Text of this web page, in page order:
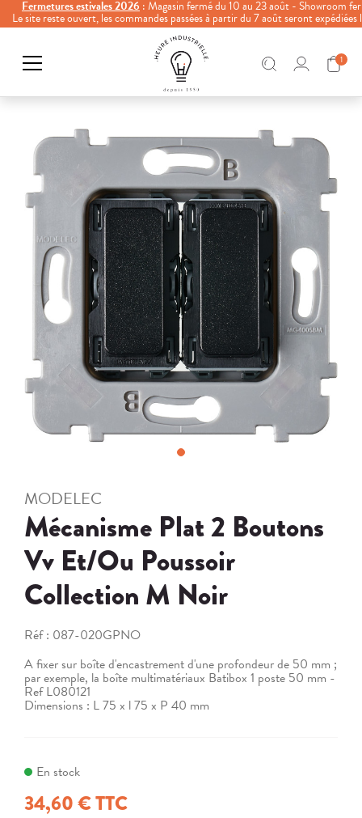
MODELEC
Mécanisme Plat 2 Boutons
Vv Et/Ou Poussoir
Collection M Noir
Réf : 087-020GPNO
A fixer sur boîte d'encastrement d'une profondeur de 50 mm ;
par exemple, la boîte multimatériaux Batibox 1 poste 50 mm -
Ref L080121
Dimensions : L 75 x l 75 x P 40 mm
En stock
34,60 € TTC
Fermetures estivales 2026 : Magasin fermé du 10 au 23 août - Showroom
Le site reste ouvert, les commandes passées à partir du 7 août seront
1